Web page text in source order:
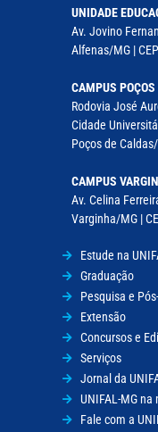
UNIDADE
Av. Jovino
Alfenas/MG |
CAMPUS
Rodovia José
Cidade
Poços de
CAMPUS
Av. Celina
Varginha/MG |
Estude na
Graduação
Pesquisa e
Extensão
Concursos e
Serviços
Jornal da
UNIFAL-MG na
Fale com a